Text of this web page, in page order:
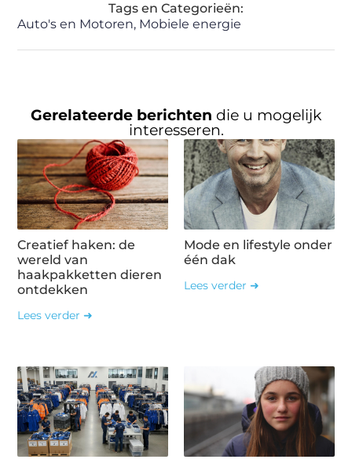
Tags en Categorieën:
Auto's en Motoren, Mobiele energie
Gerelateerde berichten die u mogelijk
interesseren.
Creatief haken: de
wereld van
haakpakketten dieren
ontdekken
Lees verder ➜
Mode en lifestyle onder
één dak
Lees verder ➜